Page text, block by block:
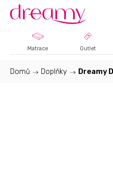
Matrace Outlet
Domů / Doplňky / Dreamy